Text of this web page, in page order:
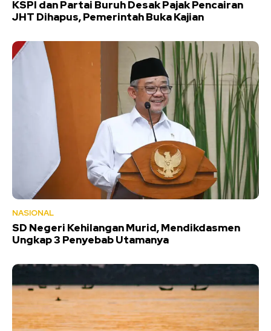
KSPI dan Partai Buruh Desak Pajak Pencairan
JHT Dihapus, Pemerintah Buka Kajian
NASIONAL
SD Negeri Kehilangan Murid, Mendikdasmen
Ungkap 3 Penyebab Utamanya